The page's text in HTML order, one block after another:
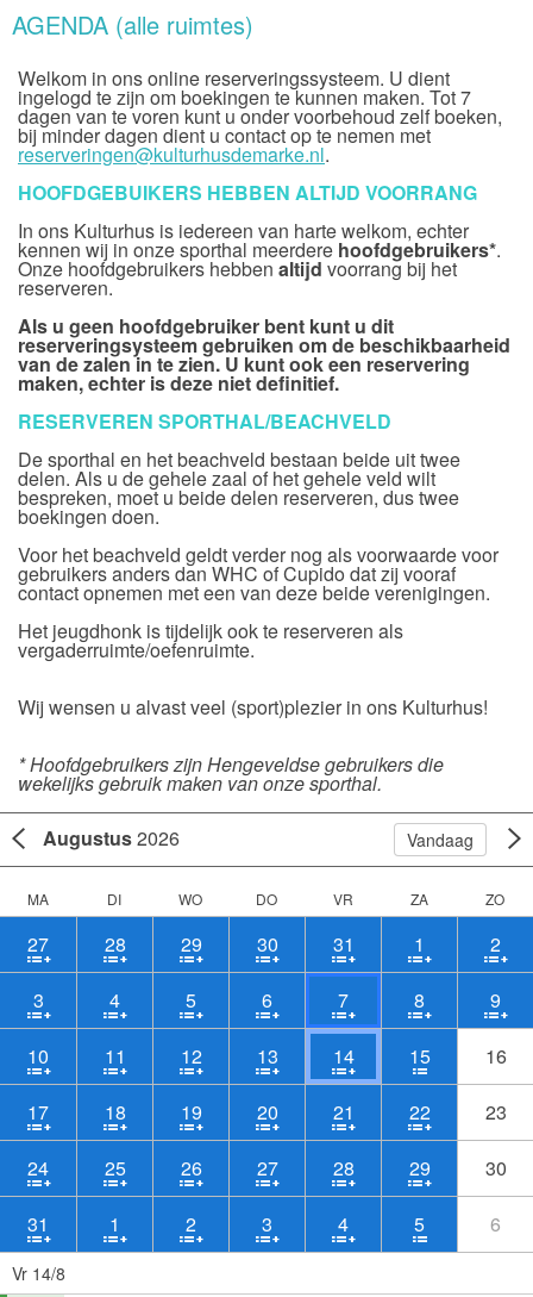
AGENDA (alle ruimtes)
Welkom in ons online reserveringssysteem. U dient
ingelogd te zijn om boekingen te kunnen maken. Tot 7
dagen van te voren kunt u onder voorbehoud zelf boeken,
bij minder dagen dient u contact op te nemen met
reserveringen@kulturhusdemarke.nl.
HOOFDGEBUIKERS HEBBEN ALTIJD VOORRANG
In ons Kulturhus is iedereen van harte welkom, echter
kennen wij in onze sporthal meerdere hoofdgebruikers*.
Onze hoofdgebruikers hebben altijd voorrang bij het
reserveren.
Als u geen hoofdgebruiker bent kunt u dit
reserveringsysteem gebruiken om de beschikbaarheid
van de zalen in te zien. U kunt ook een reservering
maken, echter is deze niet definitief.
RESERVEREN SPORTHAL/BEACHVELD
De sporthal en het beachveld bestaan beide uit twee
delen. Als u de gehele zaal of het gehele veld wilt
bespreken, moet u beide delen reserveren, dus twee
boekingen doen.
Voor het beachveld geldt verder nog als voorwaarde voor
gebruikers anders dan WHC of Cupido dat zij vooraf
contact opnemen met een van deze beide verenigingen.
Het jeugdhonk is tijdelijk ook te reserveren als
vergaderruimte/oefenruimte.
Wij wensen u alvast veel (sport)plezier in ons Kulturhus!
* Hoofdgebruikers zijn Hengeveldse gebruikers die
wekelijks gebruik maken van onze sporthal.
Augustus2026 Vandaag
MA DI WO DO VR ZA ZO
27 28 29 30 31 1 2
3 4 5 6 7 8 9
10 11 12 13 14 15 16
17 18 19 20 21 22 23
24 25 26 27 28 29 30
31 1 2 3 4 5 6
Vr 14/8